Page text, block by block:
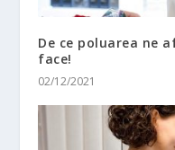
De ce poluarea ne
face!
02/12/2021